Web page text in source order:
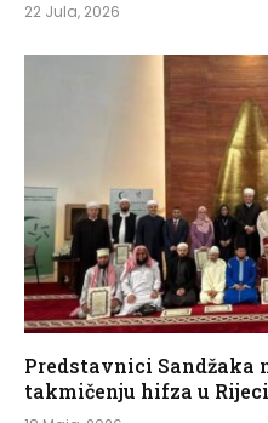
22 Jula, 2026
Predstavnici Sandžaka
takmičenju hifza u Rijeci